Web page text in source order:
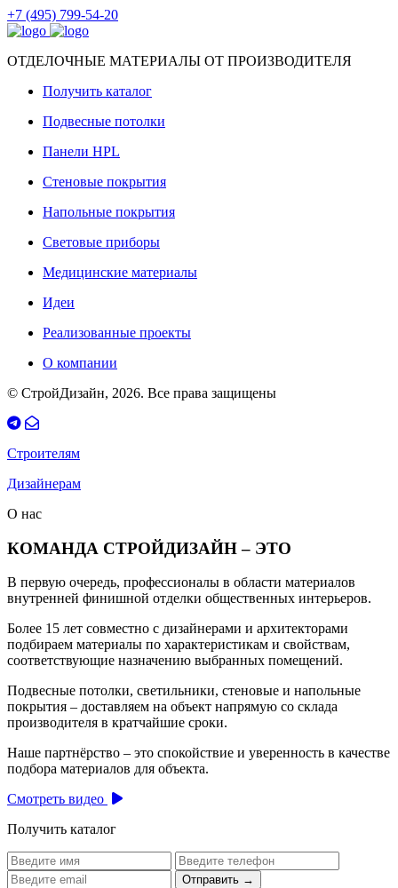
+7 (495) 799-54-20
ОТДЕЛОЧНЫЕ МАТЕРИАЛЫ ОТ ПРОИЗВОДИТЕЛЯ
Получить каталог
Подвесные потолки
Панели HPL
Стеновые покрытия
Напольные покрытия
Световые приборы
Медицинские материалы
Идеи
Реализованные проекты
О компании
© СтройДизайн, 2026. Все права защищены
Строителям
Дизайнерам
О нас
КОМАНДА СТРОЙДИЗАЙН – ЭТО
В первую очередь, профессионалы в области материалов
внутренней финишной отделки общественных интерьеров.
Более 15 лет совместно с дизайнерами и архитекторами
подбираем материалы по характеристикам и свойствам,
соответствующие назначению выбранных помещений.
Подвесные потолки, светильники, стеновые и напольные
покрытия – доставляем на объект напрямую со склада
производителя в кратчайшие сроки.
Наше партнёрство – это спокойствие и уверенность в качестве
подбора материалов для объекта.
Смотреть видео
Получить каталог
Отправить →